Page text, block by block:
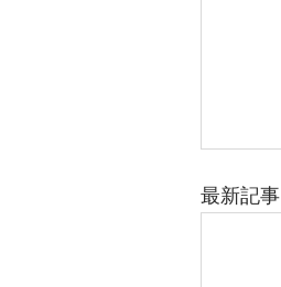
最新記事